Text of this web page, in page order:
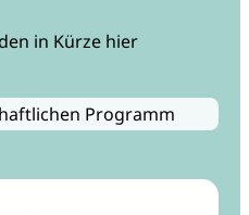
in Kürze hier
Programm